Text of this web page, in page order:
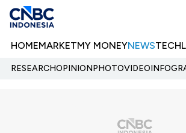
HOMEMARKETMY MONEYNEWSTECH
RESEARCHOPINIONPHOTOVIDEO